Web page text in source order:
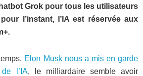
Grok pour tous les utilisateurs
l’instant, l’IA est réservée aux
Elon Musk nous a mis en garde
l’IA, le milliardaire semble avoir